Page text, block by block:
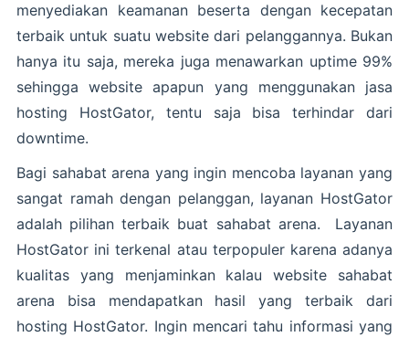
menyediakan keamanan beserta dengan kecepatan
terbaik untuk suatu website dari pelanggannya. Bukan
hanya itu saja, mereka juga menawarkan uptime 99%
sehingga website apapun yang menggunakan jasa
hosting HostGator, tentu saja bisa terhindar dari
downtime.
Bagi sahabat arena yang ingin mencoba layanan yang
sangat ramah dengan pelanggan, layanan HostGator
adalah pilihan terbaik buat sahabat arena. Layanan
HostGator ini terkenal atau terpopuler karena adanya
kualitas yang menjaminkan kalau website sahabat
arena bisa mendapatkan hasil yang terbaik dari
hosting HostGator. Ingin mencari tahu informasi yang